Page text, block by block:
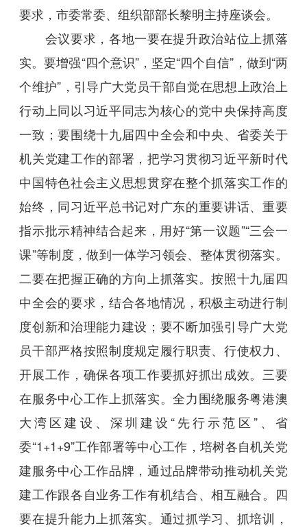
要求，市委常委、组织部部长黎明主持座谈会。
会议要求，各地一要在提升政治站位上抓落
实。要增强“四个意识”，坚定“四个自信”，做到“两
个维护”，引导广大党员干部自觉在思想上政治上
行动上同以习近平同志为核心的党中央保持高度
一致；要围绕十九届四中全会和中央、省委关于
机关党建工作的部署，把学习贯彻习近平新时代
中国特色社会主义思想贯穿在整个抓落实工作的
始终，同习近平总书记对广东的重要讲话、重要
指示批示精神结合起来，用好“第一议题”“三会一
课”等制度，做到一体学习领会、整体贯彻落实。
二要在把握正确的方向上抓落实。按照十九届四
中全会的要求，结合各地情况，积极主动进行制
度创新和治理能力建设；要不断加强引导广大党
员干部严格按照制度规定履行职责、行使权力、
开展工作，确保各项工作要抓好抓出成效。三要
在服务中心工作上抓落实。全力围绕服务粤港澳
大湾区建设、深圳建设“先行示范区”、省
委“1+1+9”工作部署等中心工作，培树各自机关党
建服务中心工作品牌，通过品牌带动推动机关党
建工作跟各自业务工作有机结合、相互融合。四
要在提升能力上抓落实。通过抓学习、抓培训，